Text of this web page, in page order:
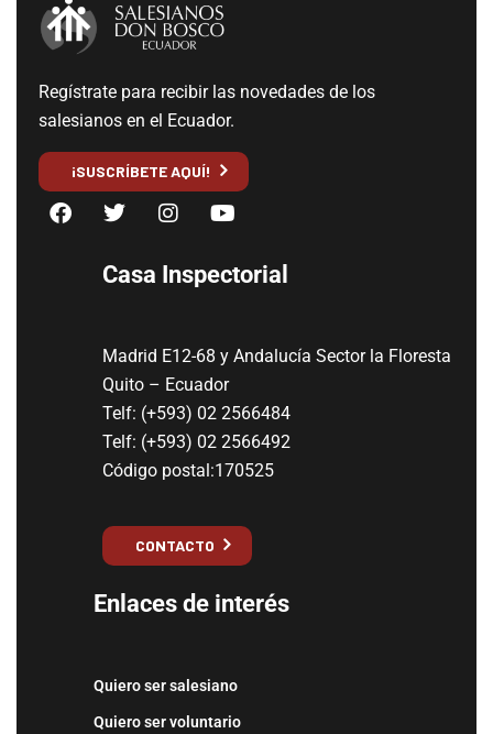
Regístrate para recibir las novedades de los
salesianos en el Ecuador.
¡SUSCRÍBETE AQUÍ!
Casa Inspectorial
Madrid E12-68 y Andalucía Sector la Floresta
Quito – Ecuador
Telf: (+593) 02 2566484
Telf: (+593) 02 2566492
Código postal:170525
CONTACTO
Enlaces de interés
Quiero ser salesiano
Quiero ser voluntario